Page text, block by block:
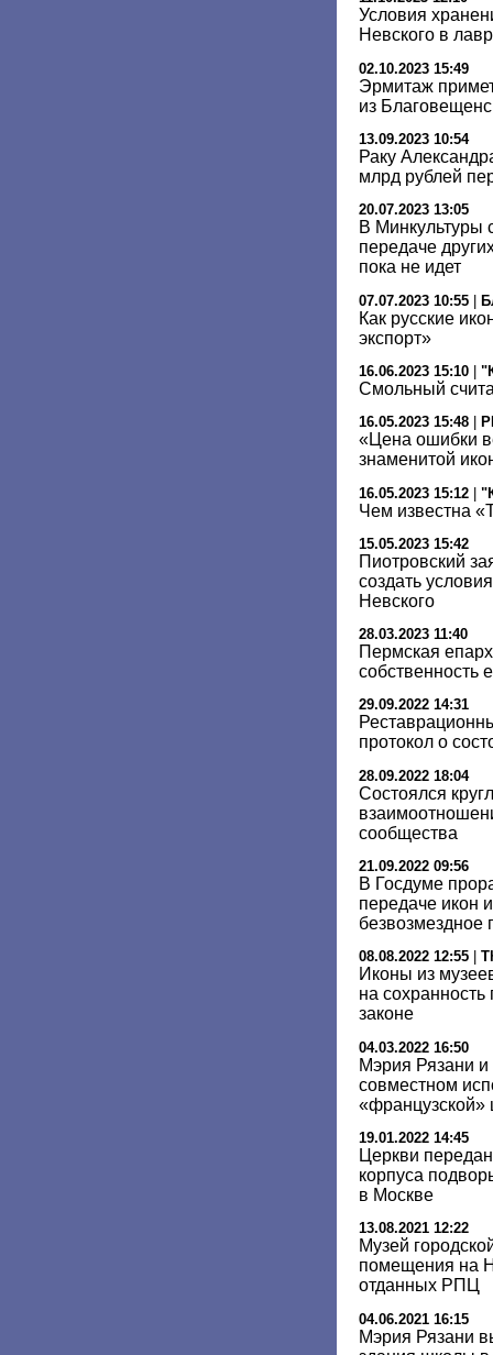
Условия
Невского в
02.10.2023 15:49
Эрмитаж
из
13.09.2023 10:54
Раку
млрд рублей
20.07.2023 13:05
В Минкультуры
передаче
пока не идет
07.07.2023 10:55 |
Как русские
экспорт»
16.06.2023 15:10
Смольный
16.05.2023 15:48
«Цена ошибки
знаменитой
16.05.2023 15:12 |
Чем известна
15.05.2023 15:42
Пиотровский
создать
Невского
28.03.2023 11:40
Пермская
собственность
29.09.2022 14:31
протокол о
28.09.2022 18:04
Состоялся
сообщества
21.09.2022 09:56
В Госдуме
передаче икон
безвозмездное
08.08.2022 12:55
Иконы из
на
законе
04.03.2022 16:50
Мэрия Рязани и
совместном
19.01.2022 14:45
Церкви
корпуса
в Москве
13.08.2021 12:22
Музей
помещения на
отданных РПЦ
04.06.2021 16:15
Мэрия Рязани